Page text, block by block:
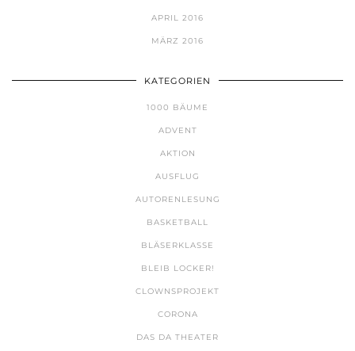
APRIL 2016
MÄRZ 2016
KATEGORIEN
1000 BÄUME
ADVENT
AKTION
AUSFLUG
AUTORENLESUNG
BASKETBALL
BLÄSERKLASSE
BLEIB LOCKER!
CLOWNSPROJEKT
CORONA
DAS DA THEATER